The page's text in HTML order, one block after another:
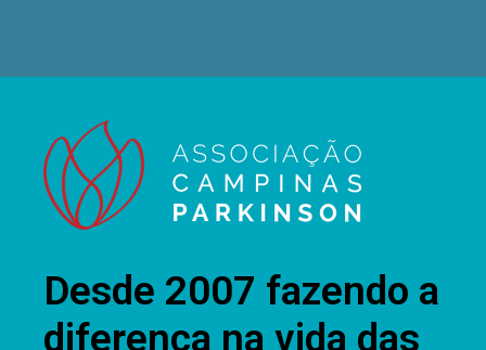
Desde 2007 fazendo a
diferença na vida das